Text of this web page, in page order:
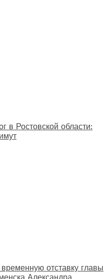
в Ростовской области:
отставку главы